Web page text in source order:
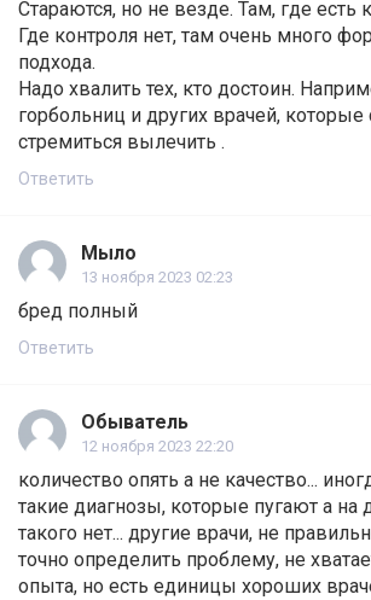
Стараются, но не везде. Там, где есть
Где контроля нет, там очень много
подхода.
Надо хвалить тех, кто достоин.
горбольниц и других врачей, которые
стремиться вылечить .
Ответить
Мыло
13 ноября 2023 02:23
бред полный
Ответить
Обыватель
12 ноября 2023 22:20
количество опять а не качество...
такие диагнозы, которые пугают а на
такого нет... другие врачи, не
точно определить проблему, не
опыта, но есть единицы хороших